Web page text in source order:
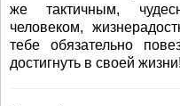
же тактичным,
человеком,
тебе обязательно
достигнуть в своей